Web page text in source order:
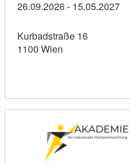
26.09.2026 - 15.05.2027
Kurbadstraße 16
1100 Wien